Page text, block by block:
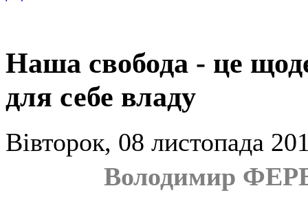
Наша свобода - це
для себе владу
Вівторок, 08 листопада
Володимир